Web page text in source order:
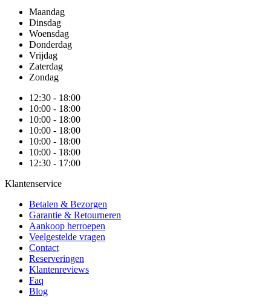
Maandag
Dinsdag
Woensdag
Donderdag
Vrijdag
Zaterdag
Zondag
12:30 - 18:00
10:00 - 18:00
10:00 - 18:00
10:00 - 18:00
10:00 - 18:00
10:00 - 18:00
12:30 - 17:00
Klantenservice
Betalen & Bezorgen
Garantie & Retourneren
Aankoop herroepen
Veelgestelde vragen
Contact
Reserveringen
Klantenreviews
Faq
Blog